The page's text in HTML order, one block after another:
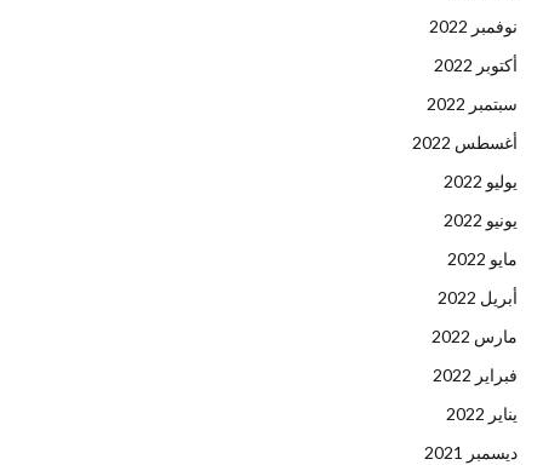
نوفمبر 2022
أكتوبر 2022
سبتمبر 2022
أغسطس 2022
يوليو 2022
يونيو 2022
مايو 2022
أبريل 2022
مارس 2022
فبراير 2022
يناير 2022
ديسمبر 2021